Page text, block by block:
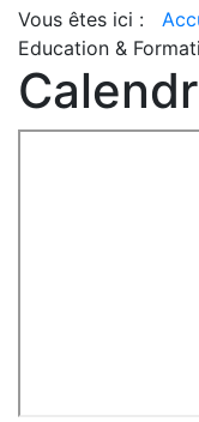
Vous êtes ici :
Education &